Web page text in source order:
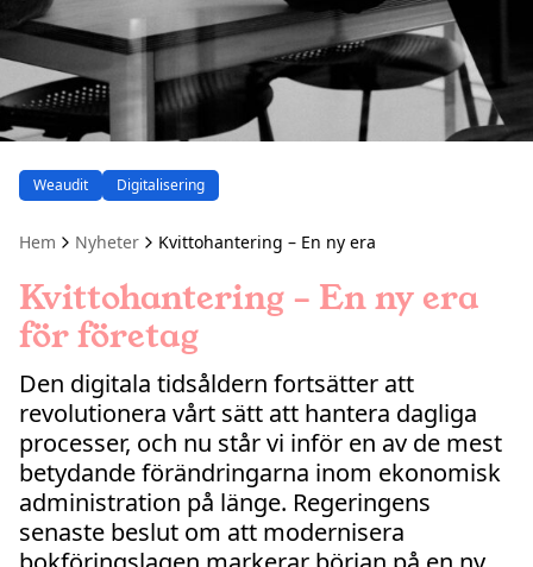
Weaudit Digitalisering
Hem Nyheter Kvittohantering – En ny era
Kvittohantering – En ny era
för företag
Den digitala tidsåldern fortsätter att
revolutionera vårt sätt att hantera dagliga
processer, och nu står vi inför en av de mest
betydande förändringarna inom ekonomisk
administration på länge. Regeringens
senaste beslut om att modernisera